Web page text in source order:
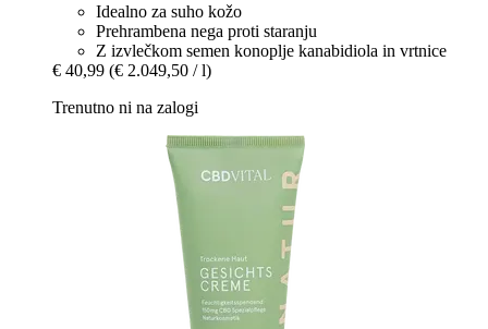
Idealno za suho kožo
Prehrambena nega proti staranju
Z izvlečkom semen konoplje kanabidiola in vrtnice
€ 40,99 (€ 2.049,50 / l)
Trenutno ni na zalogi